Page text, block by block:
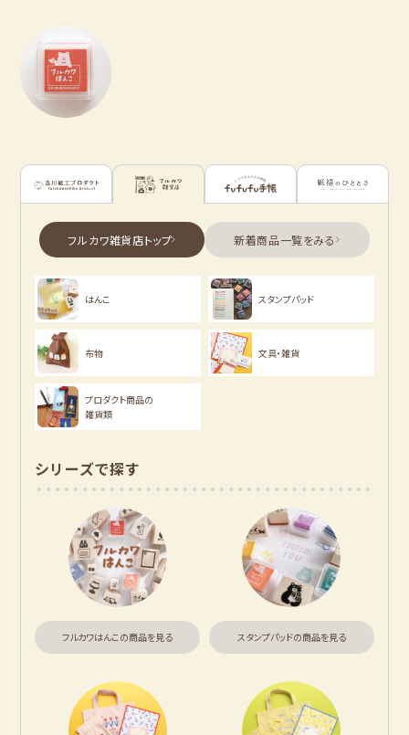
古川紙工プロダクトトップ 新着商品一覧を見る
シリーズ別
NEW!
限定
NEW!
お菓子などうぶつ
工房
NEW!
MARUKO and
chocolog
アイテム別
そえぶみ箋 遊び箋
ニコイチmemo
チョキチョキペーパ
ー
フルカワ雑貨店トップ 新着商品一覧をみる
はんこ スタンプパッド
布物 文具・雑貨
プロダクト商品の
雑貨類
シリーズで探す
フルカワはんこの商品を見る スタンプパッドの商品を見る